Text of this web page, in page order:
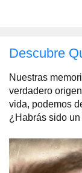
Descubre
Nuestras
verdadero
vida, podemos
¿Habrás sido un